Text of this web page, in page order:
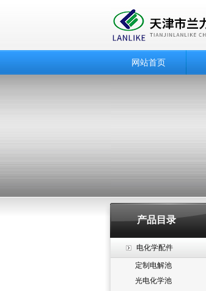
网站首页
产品目录
电化学配件
定制电解池
光电化学池